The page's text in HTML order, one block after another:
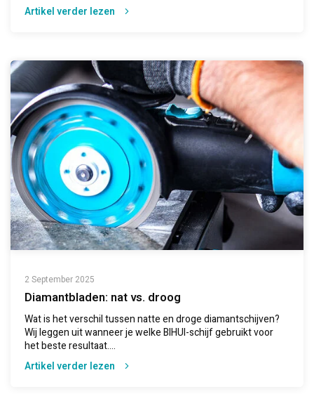
Artikel verder lezen
2 September 2025
Diamantbladen: nat vs. droog
Wat is het verschil tussen natte en droge diamantschijven?
Wij leggen uit wanneer je welke BIHUI-schijf gebruikt voor
het beste resultaat....
Artikel verder lezen